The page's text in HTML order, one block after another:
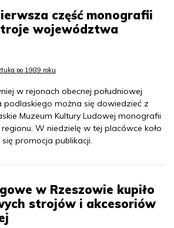
część monografii
województwa
po 1989 roku
w rejonach obecnej południowej
można się dowiedzieć z
Muzeum Kultury Ludowej monografii
W niedzielę w tej placówce koło
się promocja publikacji.
w Rzeszowie kupiło
strojów i akcesoriów